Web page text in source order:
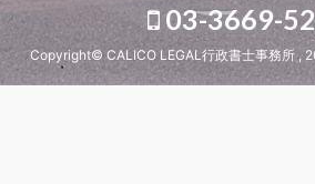
03-3669-
Copyright© CALICO LEGAL行政書士事務所 ,